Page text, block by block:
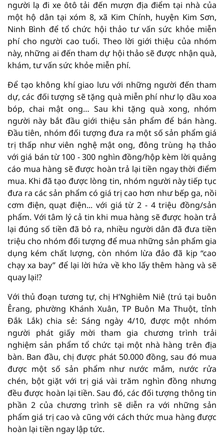
người lạ đi xe ôtô tải đến mượn địa điểm tại nhà của
một hộ dân tại xóm 8, xã Kim Chính, huyện Kim Sơn,
Ninh Bình để tổ chức hội thảo tư vấn sức khỏe miễn
phí cho người cao tuổi. Theo lời giới thiệu của nhóm
này, những ai đến tham dự hội thảo sẽ được nhận quà,
khám, tư vấn sức khỏe miễn phí.
Để tạo không khí giao lưu với những người đến tham
dự, các đối tượng sẽ tặng quà miễn phí như lọ dầu xoa
bóp, chai mật ong… Sau khi tặng quà xong, nhóm
người này bắt đầu giới thiệu sản phẩm để bán hàng.
Đầu tiên, nhóm đối tượng đưa ra một số sản phẩm giá
trị thấp như viên nghệ mật ong, đông trùng hạ thảo
với giá bán từ 100 - 300 nghìn đồng/hộp kèm lời quảng
cáo mua hàng sẽ được hoàn trả lại tiền ngay thời điểm
mua. Khi đã tạo được lòng tin, nhóm người này tiếp tục
đưa ra các sản phẩm có giá trị cao hơn như bếp ga, nồi
cơm điện, quạt điện... với giá từ 2 - 4 triệu đồng/sản
phẩm. Với tâm lý cả tin khi mua hàng sẽ được hoàn trả
lại đúng số tiền đã bỏ ra, nhiều người dân đã đưa tiền
triệu cho nhóm đối tượng để mua những sản phẩm gia
dụng kém chất lượng, còn nhóm lừa đảo đã kịp “cao
chạy xa bay” để lại lời hứa về kho lấy thêm hàng và sẽ
quay lại!?
Với thủ đoạn tương tự, chị H’Nghiêm Niê (trú tại buôn
Êrang, phường Khánh Xuân, TP Buôn Ma Thuột, tỉnh
Đắk Lắk) chia sẻ: Sáng ngày 4/10, được một nhóm
người phát giấy mời tham gia chương trình trải
nghiệm sản phẩm tổ chức tại một nhà hàng trên địa
bàn. Ban đầu, chị được phát 50.000 đồng, sau đó mua
được một số sản phẩm như nước mắm, nước rửa
chén, bột giặt với trị giá vài trăm nghìn đồng nhưng
đều được hoàn lại tiền. Sau đó, các đối tượng thông tin
phần 2 của chương trình sẽ diễn ra với những sản
phẩm giá trị cao và cũng với cách thức mua hàng được
hoàn lại tiền ngay lập tức.